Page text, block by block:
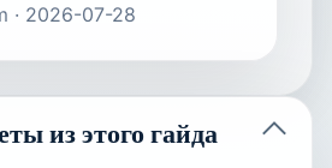
· 2026-07-28
из этого гайда